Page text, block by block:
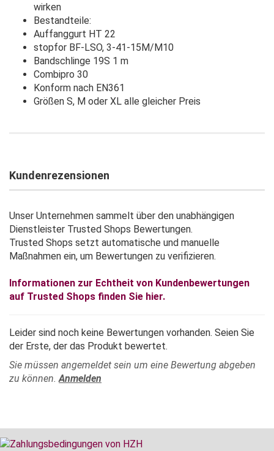
wirken
Bestandteile:
Auffanggurt HT 22
stopfor BF-LSO, 3-41-15M/M10
Bandschlinge 19S 1 m
Combipro 30
Konform nach EN361
Größen S, M oder XL alle gleicher Preis
Kundenrezensionen
Unser Unternehmen sammelt über den unabhängigen
Dienstleister Trusted Shops Bewertungen.
Trusted Shops setzt automatische und manuelle
Maßnahmen ein, um Bewertungen zu verifizieren.
Informationen zur Echtheit von Kundenbewertungen
auf Trusted Shops finden Sie hier.
Leider sind noch keine Bewertungen vorhanden. Seien Sie
der Erste, der das Produkt bewertet.
Sie müssen angemeldet sein um eine Bewertung abgeben
zu können. Anmelden